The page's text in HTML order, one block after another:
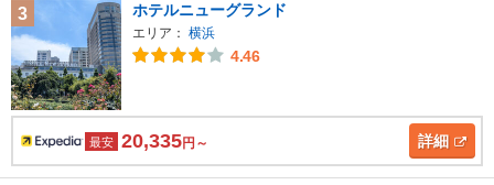
3 ホテルニューグランド
エリア： 横浜
4.46
最安 20,335円～ 詳細